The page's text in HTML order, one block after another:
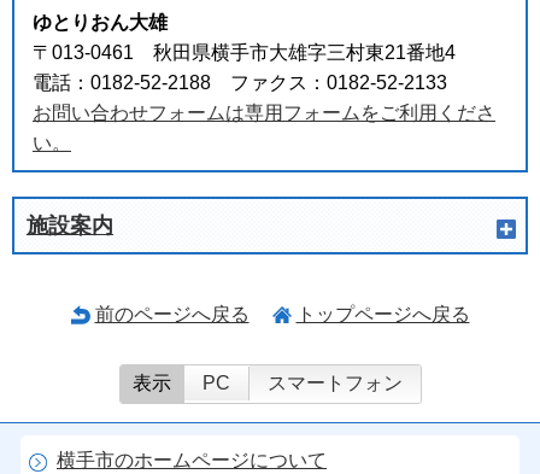
ゆとりおん大雄
〒013-0461 秋田県横手市大雄字三村東21番地4
電話：0182-52-2188 ファクス：0182-52-2133
お問い合わせフォームは専用フォームをご利用くださ
い。
施設案内
前のページへ戻る トップページへ戻る
表示 PC スマートフォン
横手市のホームページについて